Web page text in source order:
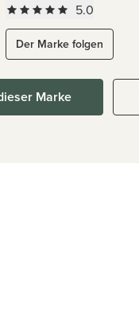
5.0
Der Marke folgen
Marke